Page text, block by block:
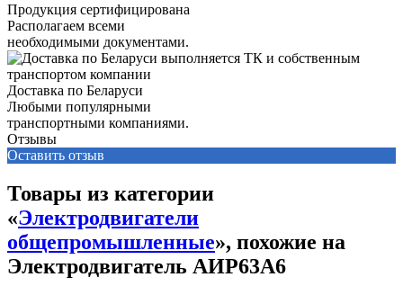
Продукция сертифицирована
Располагаем всеми
необходимыми документами.
Доставка по Беларуси
Любыми популярными
транспортными компаниями.
Отзывы
Оставить отзыв
Товары из категории
«Электродвигатели
общепромышленные», похожие на
Электродвигатель АИР63А6